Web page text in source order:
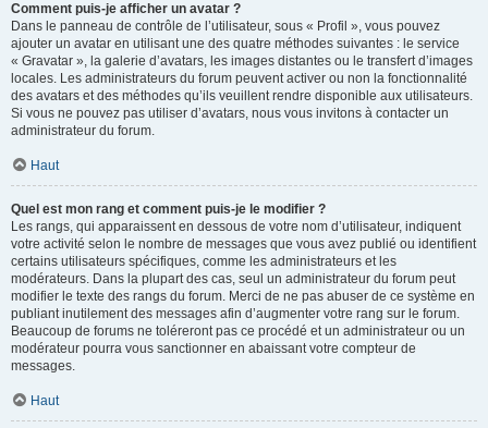
Comment puis-je afficher un avatar ?
Dans le panneau de contrôle de l’utilisateur, sous « Profil », vous pouvez
ajouter un avatar en utilisant une des quatre méthodes suivantes : le service
« Gravatar », la galerie d’avatars, les images distantes ou le transfert d’images
locales. Les administrateurs du forum peuvent activer ou non la fonctionnalité
des avatars et des méthodes qu’ils veuillent rendre disponible aux utilisateurs.
Si vous ne pouvez pas utiliser d’avatars, nous vous invitons à contacter un
administrateur du forum.
Haut
Quel est mon rang et comment puis-je le modifier ?
Les rangs, qui apparaissent en dessous de votre nom d’utilisateur, indiquent
votre activité selon le nombre de messages que vous avez publié ou identifient
certains utilisateurs spécifiques, comme les administrateurs et les
modérateurs. Dans la plupart des cas, seul un administrateur du forum peut
modifier le texte des rangs du forum. Merci de ne pas abuser de ce système en
publiant inutilement des messages afin d’augmenter votre rang sur le forum.
Beaucoup de forums ne toléreront pas ce procédé et un administrateur ou un
modérateur pourra vous sanctionner en abaissant votre compteur de
messages.
Haut